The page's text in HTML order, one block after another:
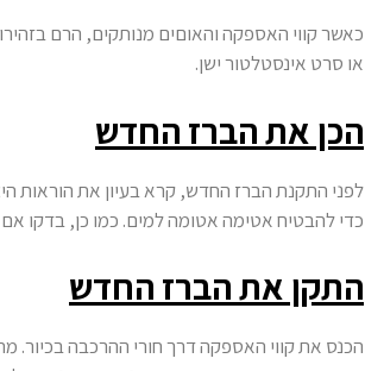
כאשר קווי האספקה והאוםים מנותקים, הרם
או סרט אינסטלטור ישן.
הכן את הברז החדש
לפני התקנת הברז החדש, קרא בעיון את הוראות
כדי להבטיח אטימה אטומה למים. כמו כן, בדקו
התקן את הברז החדש
הכנס את קווי האספקה דרך חורי ההרכבה